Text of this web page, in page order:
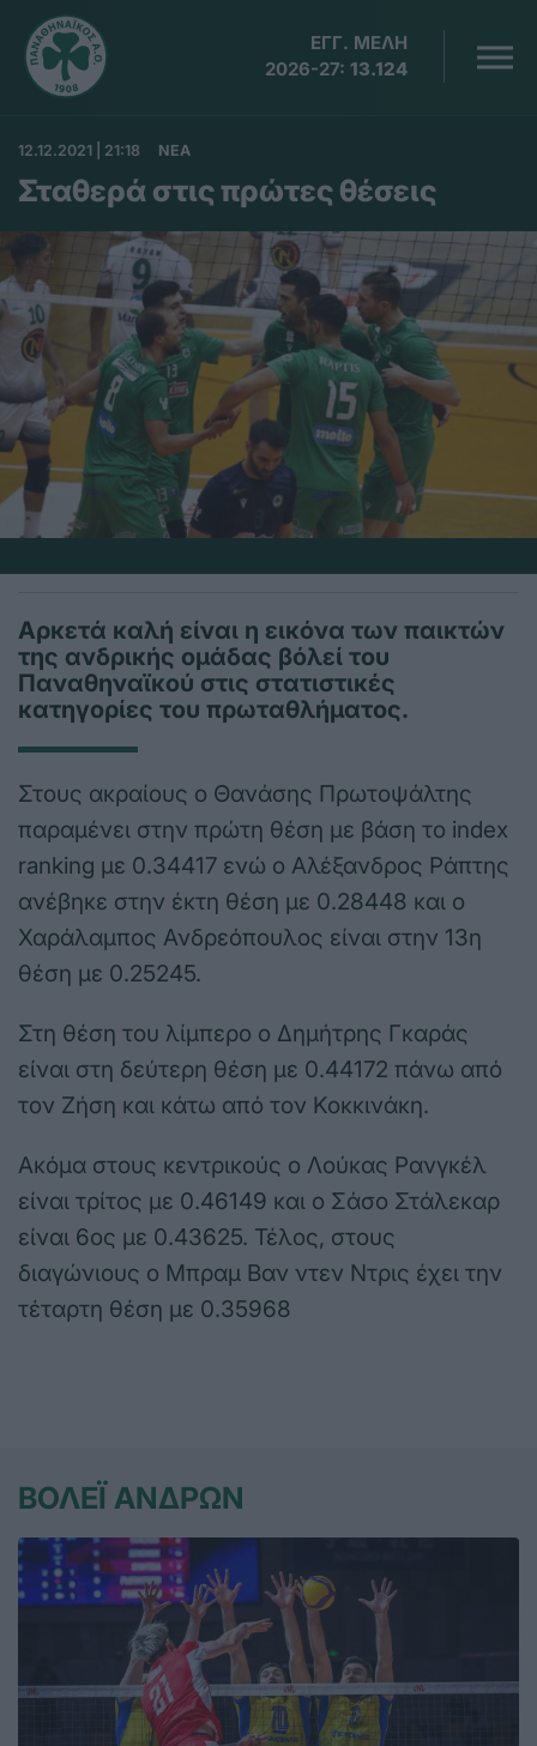
ΕΓΓ. ΜΕΛΗ
2026-27: 13.124
12.12.2021 | 21:18 ΝΕΑ
Σταθερά στις πρώτες θέσεις
Αρκετά καλή είναι η εικόνα των παικτών
της ανδρικής ομάδας βόλεί του
Παναθηναϊκού στις στατιστικές
κατηγορίες του πρωταθλήματος.
Στους ακραίους ο Θανάσης Πρωτοψάλτης
παραμένει στην πρώτη θέση με βάση το index
ranking με 0.34417 ενώ ο Αλέξανδρος Ράπτης
ανέβηκε στην έκτη θέση με 0.28448 και ο
Χαράλαμπος Ανδρεόπουλος είναι στην 13η
θέση με 0.25245.
Στη θέση του λίμπερο ο Δημήτρης Γκαράς
είναι στη δεύτερη θέση με 0.44172 πάνω από
τον Ζήση και κάτω από τον Κοκκινάκη.
Ακόμα στους κεντρικούς ο Λούκας Ρανγκέλ
είναι τρίτος με 0.46149 και ο Σάσο Στάλεκαρ
είναι 6ος με 0.43625. Τέλος, στους
διαγώνιους ο Μπραμ Βαν ντεν Ντρις έχει την
τέταρτη θέση με 0.35968
ΒΟΛΕΪ ΑΝΔΡΩΝ